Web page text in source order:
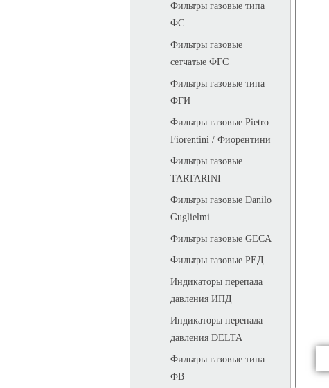
Фильтры газовые типа
ФС
Фильтры газовые
сетчатые ФГС
Фильтры газовые типа
ФГИ
Фильтры газовые Pietro
Fiorentini / Фиорентини
Фильтры газовые
TARTARINI
Фильтры газовые Danilo
Guglielmi
Фильтры газовые GECA
Фильтры газовые РЕД
Индикаторы перепада
давления ИПД
Индикаторы перепада
давления DELTA
Фильтры газовые типа
ФВ